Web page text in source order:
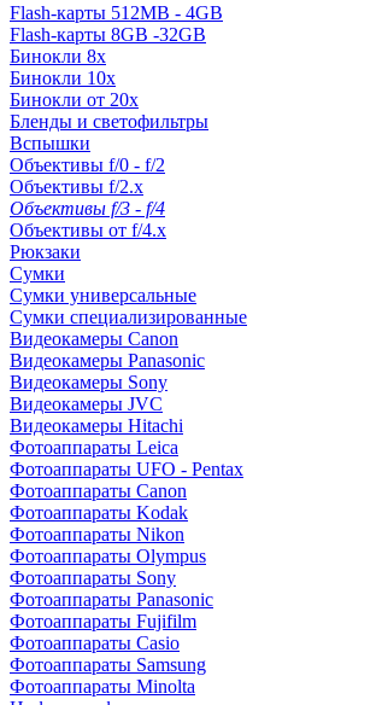
Flash-карты 512MB - 4GB
Flash-карты 8GB -32GB
Бинокли 8x
Бинокли 10x
Бинокли от 20x
Бленды и светофильтры
Вспышки
Объективы f/0 - f/2
Объективы f/2.x
Объективы f/3 - f/4
Объективы от f/4.x
Рюкзаки
Сумки
Сумки универсальные
Сумки специализированные
Видеокамеры Canon
Видеокамеры Panasonic
Видеокамеры Sony
Видеокамеры JVC
Видеокамеры Hitachi
Фотоаппараты Leica
Фотоаппараты UFO - Pentax
Фотоаппараты Canon
Фотоаппараты Kodak
Фотоаппараты Nikon
Фотоаппараты Olympus
Фотоаппараты Sony
Фотоаппараты Panasonic
Фотоаппараты Fujifilm
Фотоаппараты Casio
Фотоаппараты Samsung
Фотоаппараты Minolta